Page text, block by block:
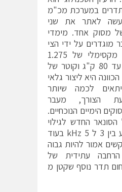
תדרים במערכת מכ"מ
לאתר את שני
מסוק אחד. מימדי
מוגדרים על ידי הצי
האמריקני לאורך מקסימלי של 1.275
מטר, משקל של עד 80 ק"ג וקוטר של
היא ליצור גלאי
לכמה שיותר
הצורך, מעבר
הימיים הנוכחיים.
החדש לגילוי
צוללות אמור לנוע בין 3 ל 5 kHz בעוד
אמור להיות גבוה
עתידית של
תדר נוסף שקטן מ